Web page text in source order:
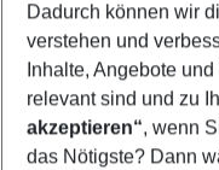
Who will travel
2 adults No
Dadurch können wir
verstehen und
Inhalte, Angebote
relevant sind und zu
akzeptieren“, wenn
das Nötigste? Dann